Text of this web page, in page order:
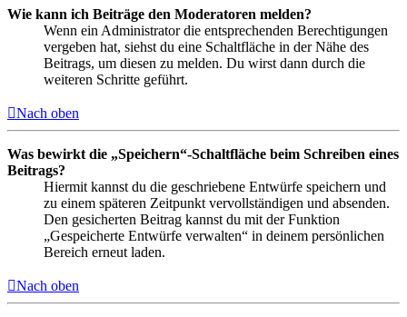
Wie kann ich Beiträge den Moderatoren melden?
Wenn ein Administrator die entsprechenden Berechtigungen
vergeben hat, siehst du eine Schaltfläche in der Nähe des
Beitrags, um diesen zu melden. Du wirst dann durch die
weiteren Schritte geführt.
Nach oben
Was bewirkt die „Speichern“-Schaltfläche beim Schreiben eines
Beitrags?
Hiermit kannst du die geschriebene Entwürfe speichern und
zu einem späteren Zeitpunkt vervollständigen und absenden.
Den gesicherten Beitrag kannst du mit der Funktion
„Gespeicherte Entwürfe verwalten“ in deinem persönlichen
Bereich erneut laden.
Nach oben